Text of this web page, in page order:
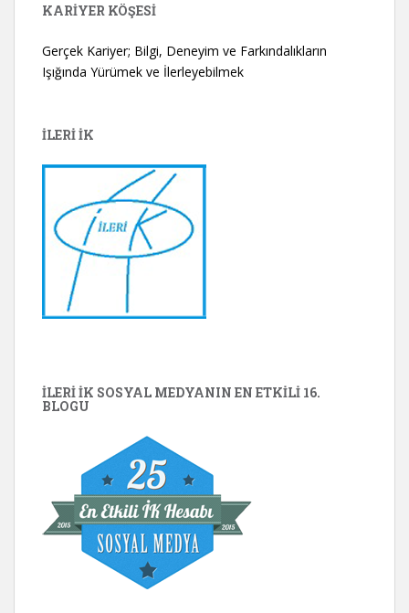
KARIYER KÖŞESI
Gerçek Kariyer; Bilgi, Deneyim ve Farkındalıkların
Işığında Yürümek ve İlerleyebilmek
İLERİ İK
İLERİ İK SOSYAL MEDYANIN EN ETKILI 16.
BLOGU